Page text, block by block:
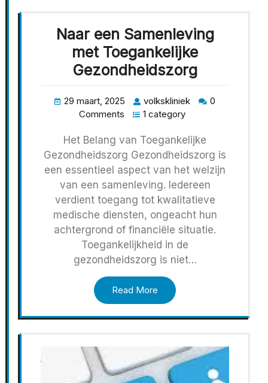
Naar een Samenleving
met Toegankelijke
Gezondheidszorg
29 maart, 2025 volkskliniek
0
Comments
1 category
Het Belang van Toegankelijke
Gezondheidszorg Gezondheidszorg is
een essentieel aspect van het welzijn
van een samenleving. Iedereen
verdient toegang tot kwalitatieve
medische diensten, ongeacht hun
achtergrond of financiële situatie.
Toegankelijkheid in de
gezondheidszorg is niet…
Read More